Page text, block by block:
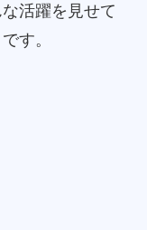
活躍を見せて
す。